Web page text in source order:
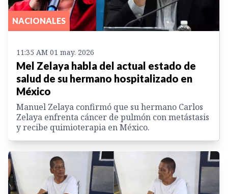
NACIONALES
11:35 AM 01 may. 2026
Mel Zelaya habla del actual estado de
salud de su hermano hospitalizado en
México
Manuel Zelaya confirmó que su hermano Carlos
Zelaya enfrenta cáncer de pulmón con metástasis
y recibe quimioterapia en México.